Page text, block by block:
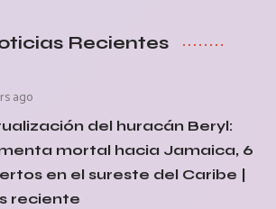
Recientes
ago
del huracán Beryl:
mortal hacia Jamaica, 6
en el sureste del Caribe |
reciente